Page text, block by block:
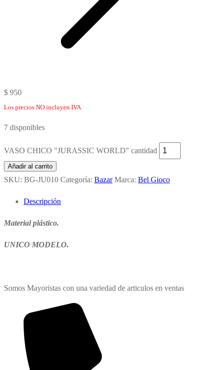
$ 950
Los precios NO incluyen IVA
7 disponibles
VASO CHICO "JURASSIC WORLD" cantidad
Añadir al carrito
SKU: BG-JU010 Categoría: Bazar Marca: Bel Gioco
Descripción
Material plástico.
UNICO MODELO.
Somos Mayoristas con una variedad de articulos en ventas